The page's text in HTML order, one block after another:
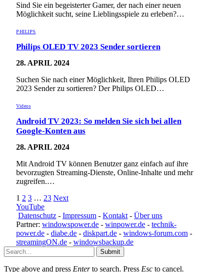
Sind Sie ein begeisterter Gamer, der nach einer neuen
Möglichkeit sucht, seine Lieblingsspiele zu erleben?…
PHILIPS
Philips OLED TV 2023 Sender sortieren
28. APRIL 2024
Suchen Sie nach einer Möglichkeit, Ihren Philips OLED
2023 Sender zu sortieren? Der Philips OLED…
Videos
Android TV 2023: So melden Sie sich bei allen
Google-Konten aus
28. APRIL 2024
Mit Android TV können Benutzer ganz einfach auf ihre
bevorzugten Streaming-Dienste, Online-Inhalte und mehr
zugreifen.…
1 2 3 … 23 Next
YouTube
Datenschutz - Impressum - Kontakt - Über uns
Partner: windowspower.de - winpower.de - technik-
power.de - diabe.de - diskpart.de - windows-forum.com -
streamingON.de - windowsbackup.de
Submit
Type above and press Enterto search. Press Esc to cancel.